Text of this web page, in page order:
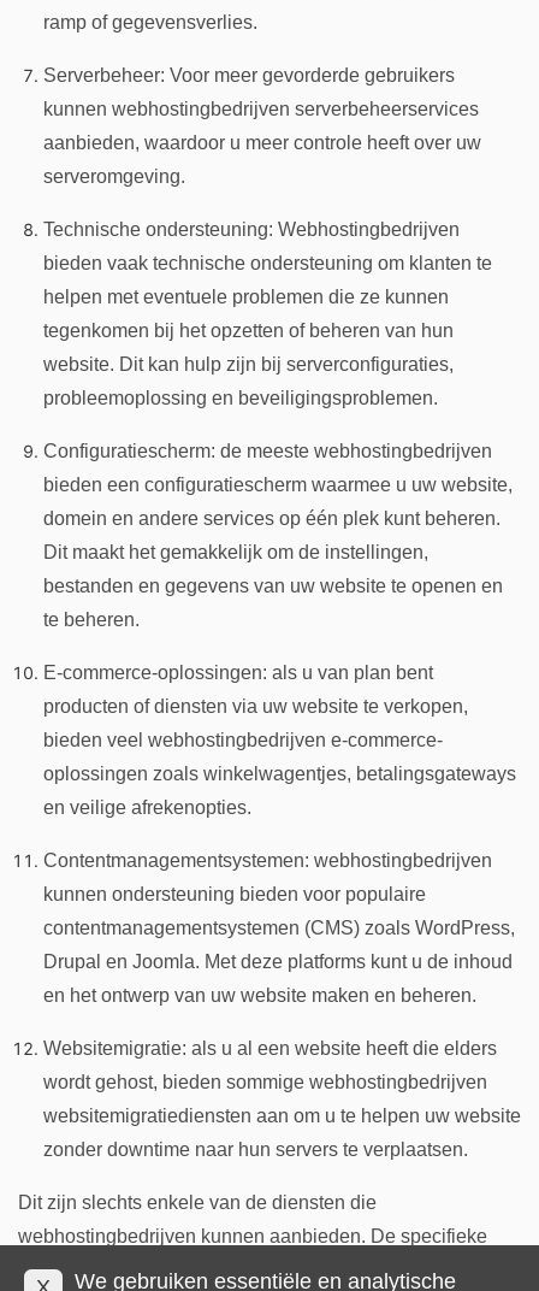
ramp of gegevensverlies.
Serverbeheer: Voor meer gevorderde gebruikers
kunnen webhostingbedrijven serverbeheerservices
aanbieden, waardoor u meer controle heeft over uw
serveromgeving.
Technische ondersteuning: Webhostingbedrijven
bieden vaak technische ondersteuning om klanten te
helpen met eventuele problemen die ze kunnen
tegenkomen bij het opzetten of beheren van hun
website. Dit kan hulp zijn bij serverconfiguraties,
probleemoplossing en beveiligingsproblemen.
Configuratiescherm: de meeste webhostingbedrijven
bieden een configuratiescherm waarmee u uw website,
domein en andere services op één plek kunt beheren.
Dit maakt het gemakkelijk om de instellingen,
bestanden en gegevens van uw website te openen en
te beheren.
E-commerce-oplossingen: als u van plan bent
producten of diensten via uw website te verkopen,
bieden veel webhostingbedrijven e-commerce-
oplossingen zoals winkelwagentjes, betalingsgateways
en veilige afrekenopties.
Contentmanagementsystemen: webhostingbedrijven
kunnen ondersteuning bieden voor populaire
contentmanagementsystemen (CMS) zoals WordPress,
Drupal en Joomla. Met deze platforms kunt u de inhoud
en het ontwerp van uw website maken en beheren.
Websitemigratie: als u al een website heeft die elders
wordt gehost, bieden sommige webhostingbedrijven
websitemigratiediensten aan om u te helpen uw website
zonder downtime naar hun servers te verplaatsen.
Dit zijn slechts enkele van de diensten die
webhostingbedrijven kunnen aanbieden. De specifieke
aangeboden services kunnen variëren, afhankelijk van het
We gebruiken essentiële en analytische